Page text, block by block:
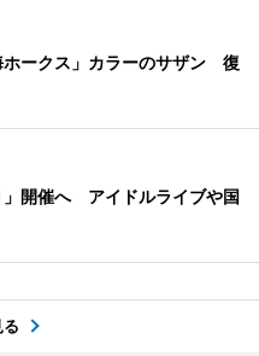
ホークス」カラーのサザン 復
」開催へ アイドルライブや国
る